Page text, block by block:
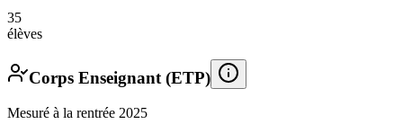
35
élèves
Corps Enseignant (ETP)
Mesuré à la rentrée 2025